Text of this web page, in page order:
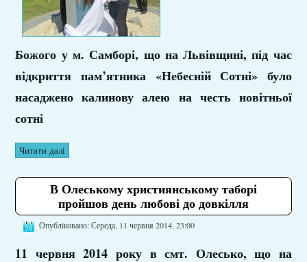
Божого у м. Самборі, що на Львівщині, під час
відкриття пам’ятника «Небесній Сотні» було
насаджено калинову алею на честь новітньої
сотні
Читати далі
В Олеському християнському таборі
пройшов день любові до довкілля
Опубліковано: Середа, 11 червня 2014, 23:00
11 червня 2014 року в смт. Олесько, що на